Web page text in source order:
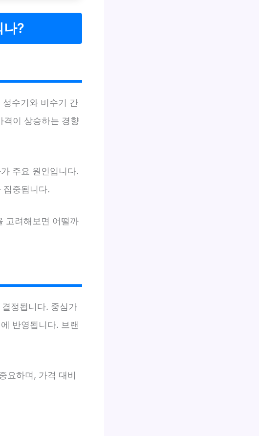
나?
성수기와 비수기 간
격이 상승하는 경향
주요 원인입니다.
집중됩니다.
고려해보면 어떨까
정됩니다. 중심가
반영됩니다. 브랜
요하며, 가격 대비